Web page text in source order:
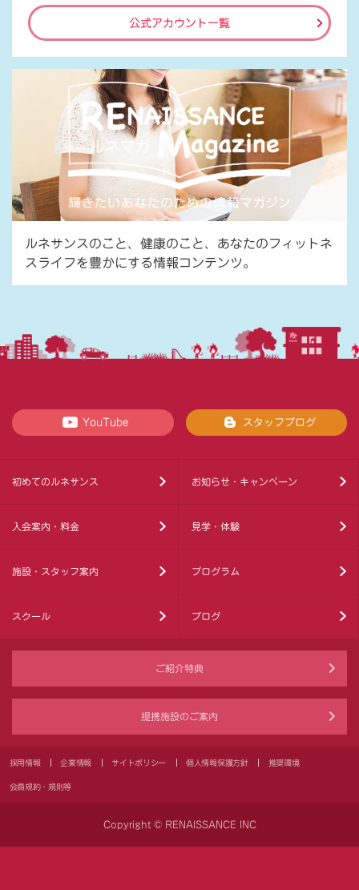
公式アカウント一覧
ルネサンスのこと、健康のこと、あなたのフィットネ
スライフを豊かにする情報コンテンツ。
YouTube スタッフブログ
初めてのルネサンス お知らせ・キャンペーン
入会案内・料金 見学・体験
施設・スタッフ案内 プログラム
スクール ブログ
ご紹介特典
提携施設のご案内
採用情報 企業情報 サイトポリシー 個人情報保護方針 推奨環境
会員規約・規則等
Copyright © RENAISSANCE INC